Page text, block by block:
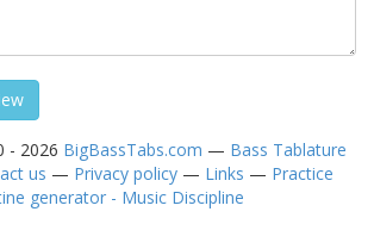
- 2026 BigBassTabs.com — Bass Tablature
us — Privacy policy — Links — Practice
generator - Music Discipline